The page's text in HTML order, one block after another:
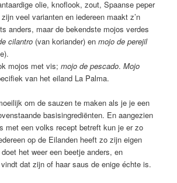
olie, knoflook, zout, Spaanse peper
veel varianten en iedereen maakt z’n
anders, maar de bekendste mojos verdes
cilantro(van koriander) en mojo de perejil
mojos met vis; mojo de pescado. Mojo
van het eiland La Palma.
om de sauzen te maken als je je een
basisingrediënten. En aangezien
met een volks recept betreft kun je er zo
op de Eilanden heeft zo zijn eigen
het weer een beetje anders, en
dat zijn of haar saus de enige échte is.